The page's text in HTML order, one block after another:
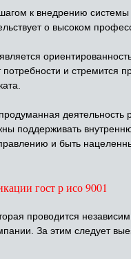
к внедрению
о высоком
и стремится
деятельность
поддерживать
и быть
гост р исо 9001
проводится
За этим следует